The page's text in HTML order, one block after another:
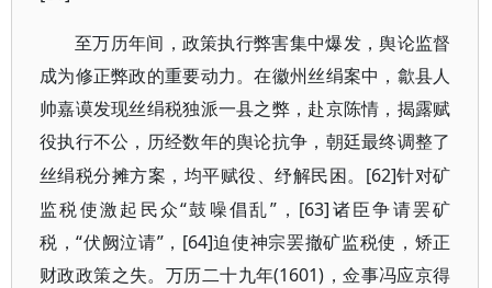
至万历年间，政策执行弊害集中爆发，舆论监督
成为修正弊政的重要动力。在徽州丝绢案中，歙县人
帅嘉谟发现丝绢税独派一县之弊，赴京陈情，揭露赋
役执行不公，历经数年的舆论抗争，朝廷最终调整了
丝绢税分摊方案，均平赋役、纾解民困。 [62]针对矿
监税使激起民众“鼓噪倡乱”，[63]诸臣争请罢矿
税，“伏阙泣请”，[64]迫使神宗罢撤矿监税使，矫正
财政政策之失。万历二十九年(1601)，佥事冯应京得